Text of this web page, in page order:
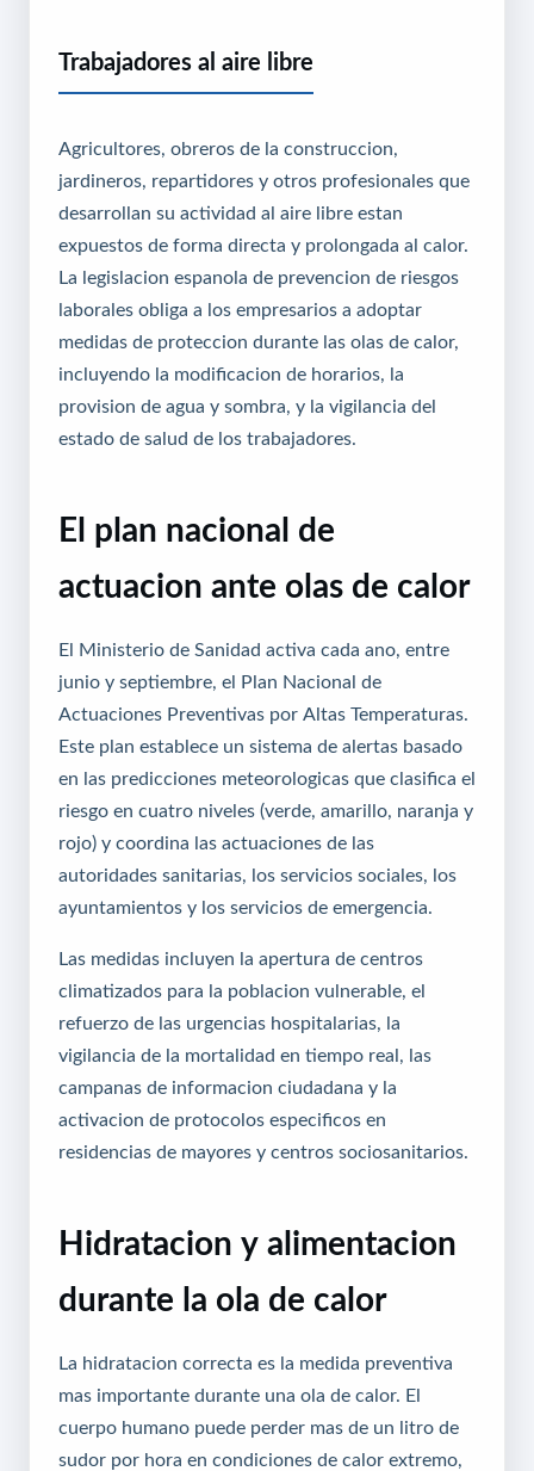
Trabajadores al aire libre
Agricultores, obreros de la construccion,
jardineros, repartidores y otros profesionales que
desarrollan su actividad al aire libre estan
expuestos de forma directa y prolongada al calor.
La legislacion espanola de prevencion de riesgos
laborales obliga a los empresarios a adoptar
medidas de proteccion durante las olas de calor,
incluyendo la modificacion de horarios, la
provision de agua y sombra, y la vigilancia del
estado de salud de los trabajadores.
El plan nacional de
actuacion ante olas de calor
El Ministerio de Sanidad activa cada ano, entre
junio y septiembre, el Plan Nacional de
Actuaciones Preventivas por Altas Temperaturas.
Este plan establece un sistema de alertas basado
en las predicciones meteorologicas que clasifica el
riesgo en cuatro niveles (verde, amarillo, naranja y
rojo) y coordina las actuaciones de las
autoridades sanitarias, los servicios sociales, los
ayuntamientos y los servicios de emergencia.
Las medidas incluyen la apertura de centros
climatizados para la poblacion vulnerable, el
refuerzo de las urgencias hospitalarias, la
vigilancia de la mortalidad en tiempo real, las
campanas de informacion ciudadana y la
activacion de protocolos especificos en
residencias de mayores y centros sociosanitarios.
Hidratacion y alimentacion
durante la ola de calor
La hidratacion correcta es la medida preventiva
mas importante durante una ola de calor. El
cuerpo humano puede perder mas de un litro de
sudor por hora en condiciones de calor extremo,